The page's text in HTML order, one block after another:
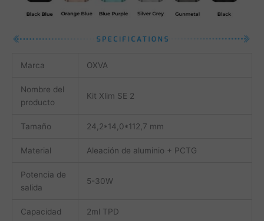
Marca OXVA
Nombre del
producto
Kit Xlim SE 2
Tamaño 24,2*14,0*112,7 mm
Material Aleación de aluminio + PCTG
Potencia de
salida
5-30W
Capacidad 2ml TPD